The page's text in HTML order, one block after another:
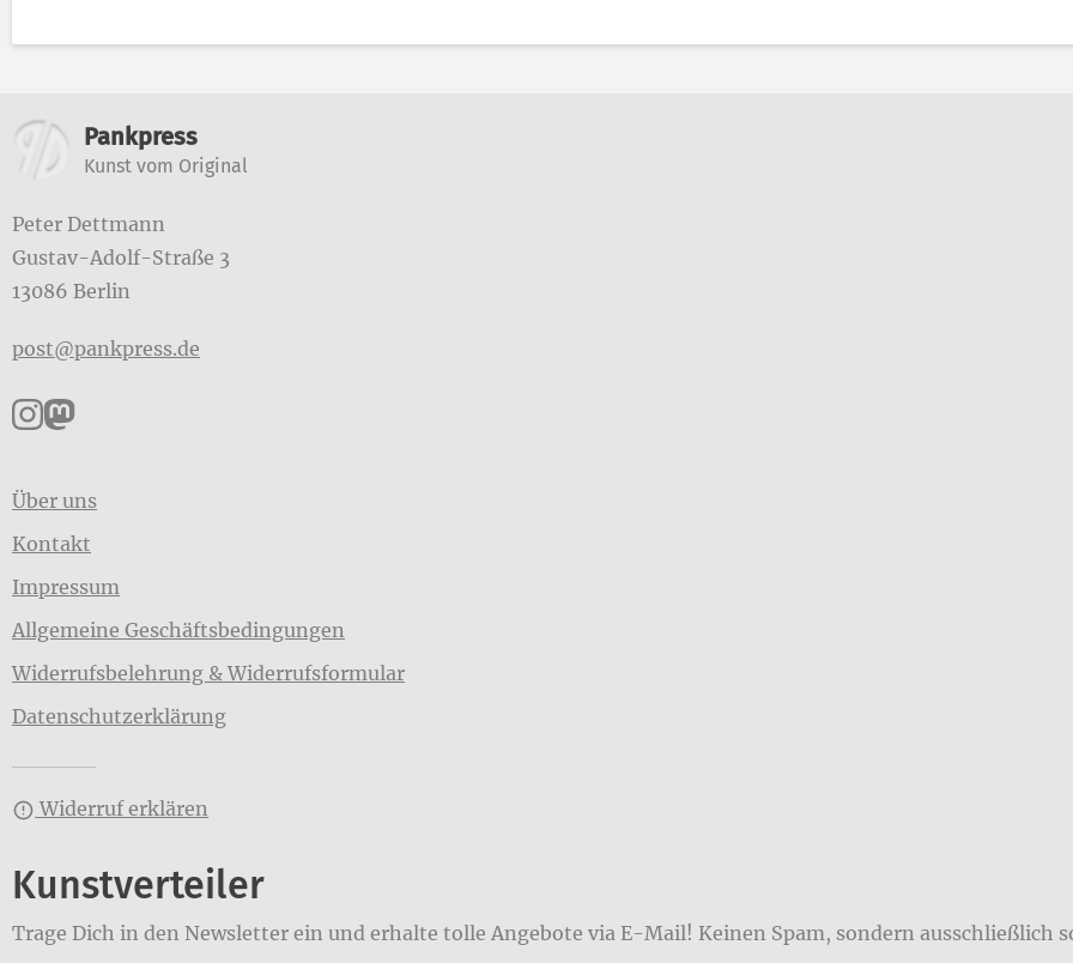
Weitere Informationen
Pankpress
Kunst vom Original
Peter Dettmann
Gustav-Adolf-Straße 3
13086 Berlin
post@pankpress.de
Pankpress auf Instagram
Pankpress auf Mastodon
Über uns
Kontakt
Impressum
Allgemeine Geschäftsbedingungen
Widerrufsbelehrung & Widerrufsformular
Datenschutzerklärung
Widerruf erklären
Kunstverteiler
Trage Dich in den Newsletter ein und erhalte tolle Angebote via E-Mail! Keinen Spam, sondern ausschließlich